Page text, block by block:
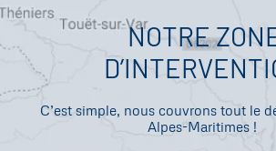
NOTRE
C’est simple, nous couvrons tout le
Alpes-Maritimes !